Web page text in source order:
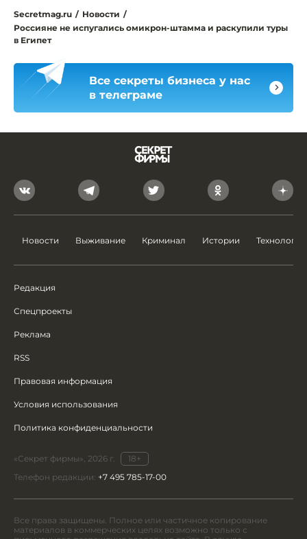
Secretmag.ru / Новости /
Россияне не испугались омикрон-штамма и раскупили туры
в Египет
Все секреты бизнеса у нас
в телеграме
Новости Выживание Криминал Истории Технологии
Редакция
Спецпроекты
Реклама
RSS
Правовая информация
Условия использования
Политика конфиденциальности
«Секрет фирмы», 2026 г.
18+
Телефон редакции: +7 495 785-17-00
Все права защищены. Полное или частичное копирование
материалов в коммерческих целях возможно только с